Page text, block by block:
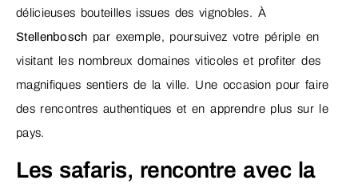
délicieuses bouteilles issues des vignobles. À
Stellenbosch par exemple, poursuivez votre périple en
visitant les nombreux domaines viticoles et profiter des
magnifiques sentiers de la ville. Une occasion pour faire
des rencontres authentiques et en apprendre plus sur le
pays.
Les safaris, rencontre avec la